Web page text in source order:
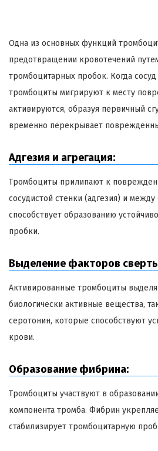
Одна из основных функций
предотвращении кровотечений
тромбоцитарных пробок. Когда
тромбоциты мигрируют к месту
активируются, образуя первичный
временно перекрывает
Адгезия и агрегация:
Тромбоциты прилипают к
сосудистой стенки (адгезия) и между
способствует образованию
пробки.
Выделение факторов
Активированные тромбоциты
биологически активные вещества,
серотонин, которые способствуют
крови.
Образование фибрина:
Тромбоциты участвуют в
компонента тромба. Фибрин
стабилизирует тромбоцитарную